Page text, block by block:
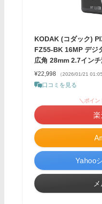
KODAK (コダック)
FZ55-BK 16MP デジ
広角 28mm 2.7イン
¥22,998 （2026/01/21
口コミを見る
＼ポイン
Yahoo